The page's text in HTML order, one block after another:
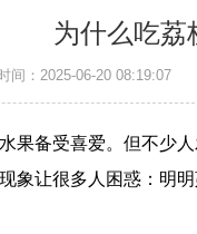
为什么吃荔
间：2025-06-20 08:19:07
果备受喜爱。但不少
象让很多人困惑：明